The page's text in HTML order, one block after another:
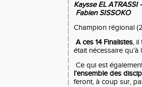
Kaysse EL
Fabien SISSOKO
Champion régional
A ces 14 Finalistes, il
était nécessaire qu’à
Ce qui est
l’ensemble des
feront, à coup sur,